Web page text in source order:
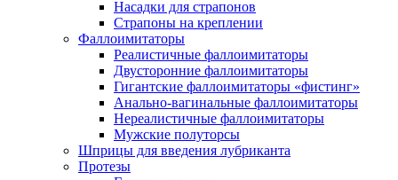
Насадки для страпонов
Страпоны на креплении
Фаллоимитаторы
Реалистичные фаллоимитаторы
Двусторонние фаллоимитаторы
Гигантские фаллоимитаторы «фистинг»
Анально-вагинальные фаллоимитаторы
Нереалистичные фаллоимитаторы
Мужские полуторсы
Шприцы для введения лубриканта
Протезы